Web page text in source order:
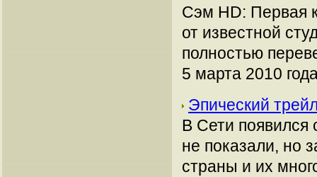
Сэм HD: Первая
от известной
полностью
5 марта 2010
Эпический
В Сети появился
не показали, но
страны и их